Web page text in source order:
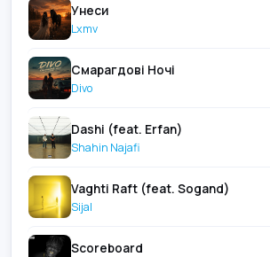
Унеси
Lxmv
Смарагдові Ночі
Divo
Dashi (feat. Erfan)
Shahin Najafi
Vaghti Raft (feat. Sogand)
Sijal
Scoreboard